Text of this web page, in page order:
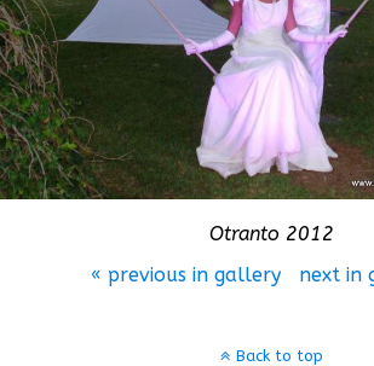
Otranto 2012
« previous in gallery
next in
Back to top